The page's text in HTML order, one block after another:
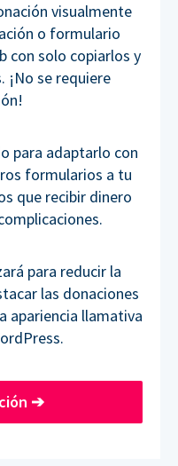
visualmente
o formulario
con solo copiarlos y
¡No se requiere
para adaptarlo con
formularios a tu
que recibir dinero
para reducir la
las donaciones
apariencia llamativa
➔